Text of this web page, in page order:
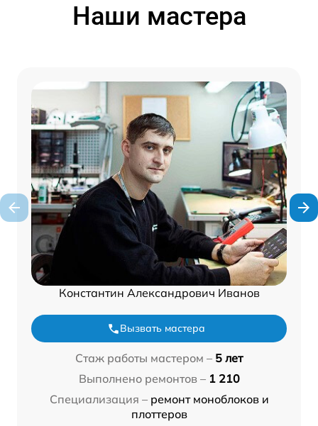
Наши мастера
Константин Александрович Иванов
Вызвать мастера
Стаж работы мастером – 5 лет
Выполнено ремонтов – 1 210
Специализация – ремонт моноблоков и
плоттеров